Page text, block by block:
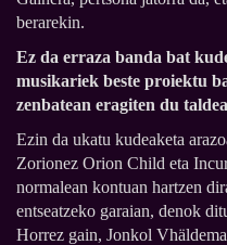
berarekin.
Ez da erraza banda bat
musikariek beste proiektu
zenbatean eragiten du
Ezin da ukatu kudeaketa
Zorionez Orion Child eta
normalean kontuan hartzen
entseatzeko garaian, denok
Horrez gain, Jonkol